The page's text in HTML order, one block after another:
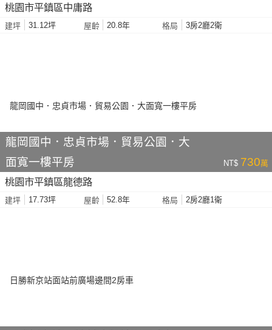
桃園市平鎮區中庸路
建坪 31.12坪 屋齡 20.8年 格局 3房2廳2衛
龍岡國中．忠貞市場．貿易公園．大
面寬一樓平房
NT$ 730萬
桃園市平鎮區龍德路
建坪 17.73坪 屋齡 52.8年 格局 2房2廳1衛